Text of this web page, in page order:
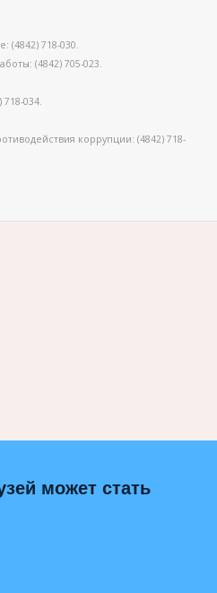
(4842) 718-030.
(4842) 705-023.
034.
коррупции: (4842) 718-
может стать